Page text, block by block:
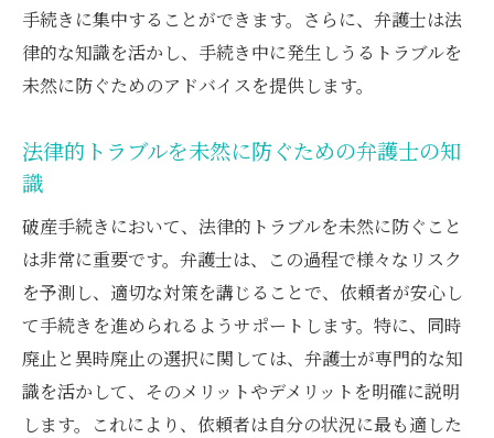
手続きに集中することができます。さらに、弁護士は法
律的な知識を活かし、手続き中に発生しうるトラブルを
未然に防ぐためのアドバイスを提供します。
法律的トラブルを未然に防ぐための弁護士の知
識
破産手続きにおいて、法律的トラブルを未然に防ぐこと
は非常に重要です。弁護士は、この過程で様々なリスク
を予測し、適切な対策を講じることで、依頼者が安心し
て手続きを進められるようサポートします。特に、同時
廃止と異時廃止の選択に関しては、弁護士が専門的な知
識を活かして、そのメリットやデメリットを明確に説明
します。これにより、依頼者は自分の状況に最も適した